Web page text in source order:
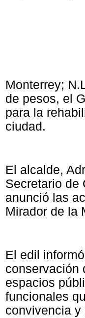
Monterrey;
de pesos, el
para la
ciudad.
El alcalde,
Secretario de
anunció las
Mirador de la
El edil
conservación
espacios
funcionales
convivencia y